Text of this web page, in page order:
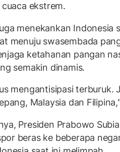
ekstrem.
menekankan Indonesia
menuju swasembada
ketahanan pangan
semakin dinamis.
mengantisipasi terburuk.
Malaysia dan
Presiden Prabowo
beras ke beberapa